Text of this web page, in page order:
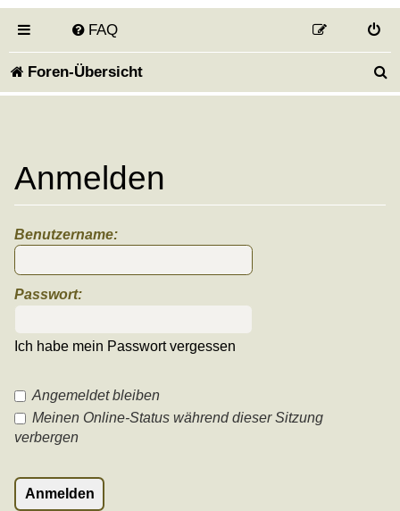
FAQ
Foren-Übersicht
Anmelden
Benutzername:
Passwort:
Ich habe mein Passwort vergessen
Angemeldet bleiben
Meinen Online-Status während dieser Sitzung
verbergen